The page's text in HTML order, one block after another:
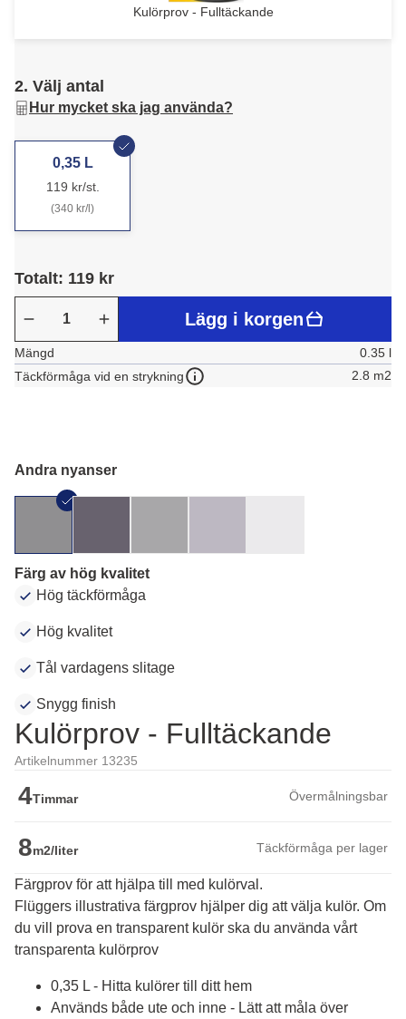
Kulörprov - Fulltäckande
2. Välj antal
Hur mycket ska jag använda?
0,35 L
119 kr/st.
(340 kr/l)
Totalt: 119 kr
Lägg i korgen
Mängd
0.35 l
Täckförmåga vid en strykning
2.8 m2
Andra nyanser
Färg av hög kvalitet
Hög täckförmåga
Hög kvalitet
Tål vardagens slitage
Snygg finish
Kulörprov - Fulltäckande
Artikelnummer 13235
4Timmar Övermålningsbar
8m2/liter Täckförmåga per lager
Färgprov för att hjälpa till med kulörval.
Flüggers illustrativa färgprov hjälper dig att välja kulör. Om
du vill prova en transparent kulör ska du använda vårt
transparenta kulörprov
0,35 L - Hitta kulörer till ditt hem
Används både ute och inne - Lätt att måla över